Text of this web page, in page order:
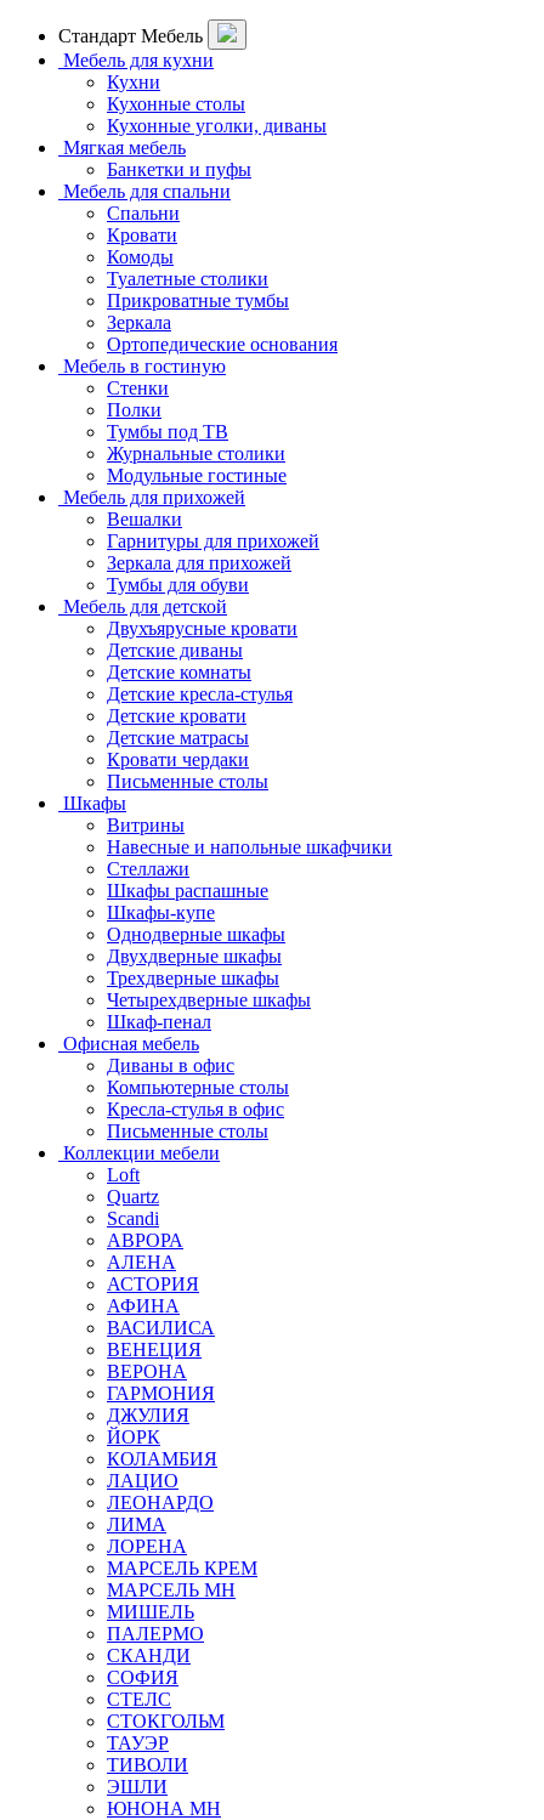
Стандарт Мебель
Мебель для кухни
Кухни
Кухонные столы
Кухонные уголки, диваны
Мягкая мебель
Банкетки и пуфы
Мебель для спальни
Спальни
Кровати
Комоды
Туалетные столики
Прикроватные тумбы
Зеркала
Ортопедические основания
Мебель в гостиную
Стенки
Полки
Тумбы под ТВ
Журнальные столики
Модульные гостиные
Мебель для прихожей
Вешалки
Гарнитуры для прихожей
Зеркала для прихожей
Тумбы для обуви
Мебель для детской
Двухъярусные кровати
Детские диваны
Детские комнаты
Детские кресла-стулья
Детские кровати
Детские матрасы
Кровати чердаки
Письменные столы
Шкафы
Витрины
Навесные и напольные шкафчики
Стеллажи
Шкафы распашные
Шкафы-купе
Однодверные шкафы
Двухдверные шкафы
Трехдверные шкафы
Четырехдверные шкафы
Шкаф-пенал
Офисная мебель
Диваны в офис
Компьютерные столы
Кресла-стулья в офис
Письменные столы
Коллекции мебели
Loft
Quartz
Scandi
АВРОРА
АЛЕНА
АСТОРИЯ
АФИНА
ВАСИЛИСА
ВЕНЕЦИЯ
ВЕРОНА
ГАРМОНИЯ
ДЖУЛИЯ
ЙОРК
КОЛАМБИЯ
ЛАЦИО
ЛЕОНАРДО
ЛИМА
ЛОРЕНА
МАРСЕЛЬ КРЕМ
МАРСЕЛЬ МН
МИШЕЛЬ
ПАЛЕРМО
СКАНДИ
СОФИЯ
СТЕЛС
СТОКГОЛЬМ
ТАУЭР
ТИВОЛИ
ЭШЛИ
ЮНОНА МН